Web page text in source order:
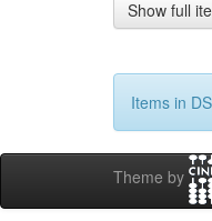
Show full
Items in
Theme by